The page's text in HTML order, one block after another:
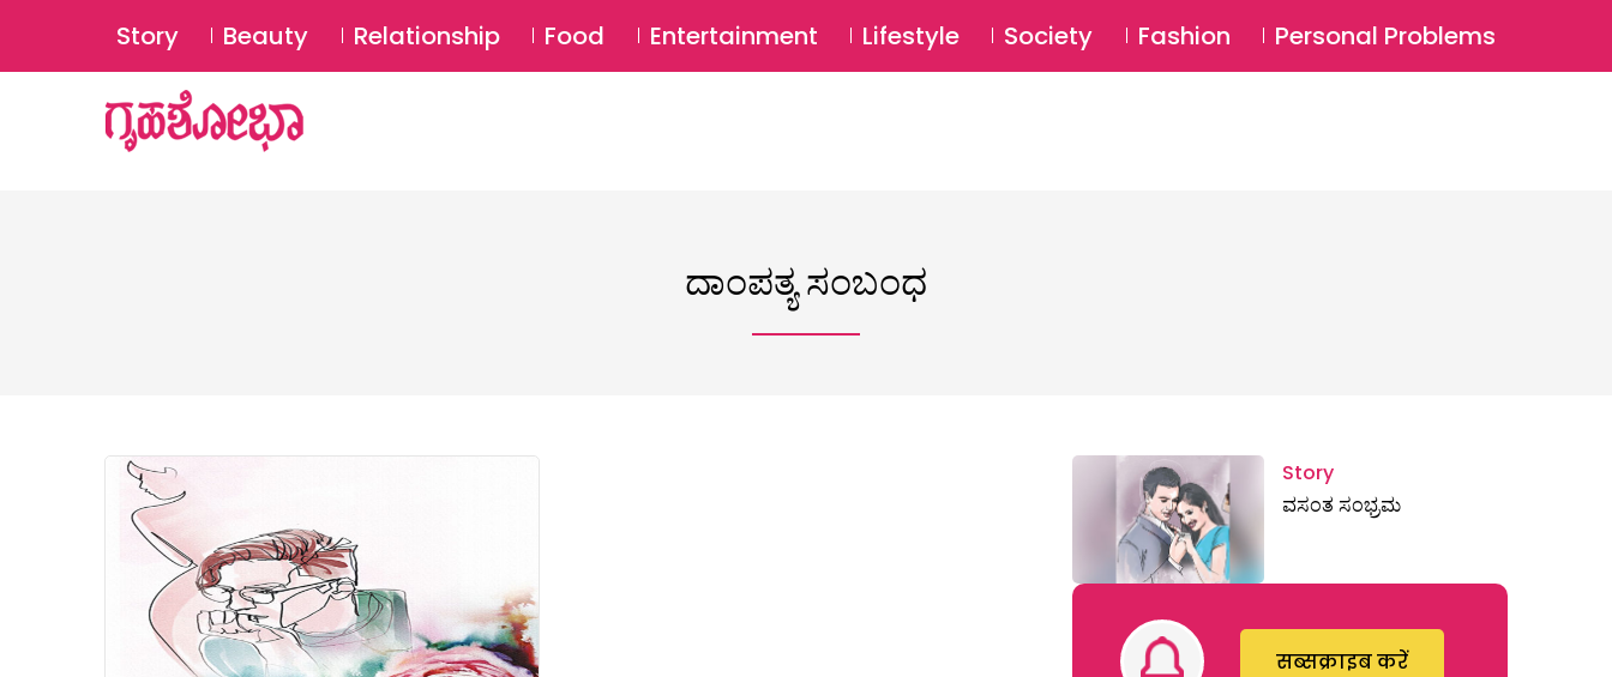
SUBSCRIBE Login ⚲
Story Beauty Relationship Food Entertainment Lifestyle Society Fashion Personal Problems
ದಾಂಪತ್ಯ ಸಂಬಂಧ
Story
ವಸಂತ ಸಂಭ್ರಮ
सब्सक्राइब करें